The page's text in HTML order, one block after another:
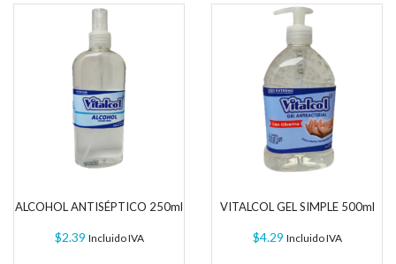
ALCOHOL ANTISÉPTICO 250ml
$2.39 Incluido IVA
VITALCOL GEL SIMPLE 500ml
$4.29 Incluido IVA